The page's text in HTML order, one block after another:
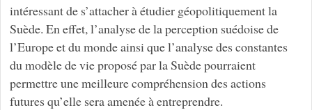
intéressant de s’attacher à étudier géopolitiquement la
Suède. En effet, l’analyse de la perception suédoise de
l’Europe et du monde ainsi que l’analyse des constantes
du modèle de vie proposé par la Suède pourraient
permettre une meilleure compréhension des actions
futures qu’elle sera amenée à entreprendre.